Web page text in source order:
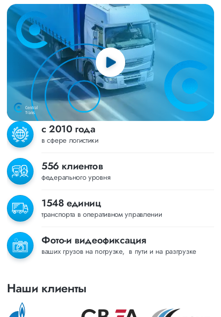
с 2010 года
в сфере логистики
556 клиентов
федерального уровня
1548 единиц
транспорта в оперативном управлении
Фото-и видеофиксация
ваших грузов на погрузке, в пути и на разгрузке
Наши клиенты